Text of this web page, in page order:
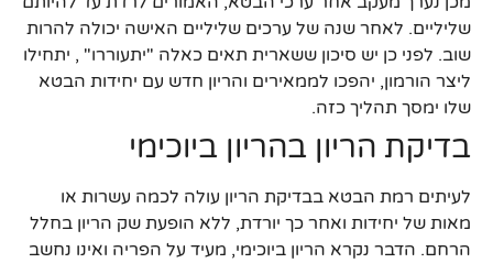
שליליים. לאחר שנה של ערכים שליליים האישה יכולה להרות
שוב. לפני כן יש סיכון ששארית תאים כאלה "יתעוררו" , יתחילו
ליצר הורמון, יהפכו לממאירים והריון חדש עם יחידות הבטא
שלו ימסך תהליך כזה.
בדיקת הריון בהריון ביוכימי
לעיתים רמת הבטא בבדיקת הריון עולה לכמה עשרות או
מאות של יחידות ואחר כך יורדת, ללא הופעת שק הריון בחלל
הרחם. הדבר נקרא הריון ביוכימי, מעיד על הפריה ואינו נחשב